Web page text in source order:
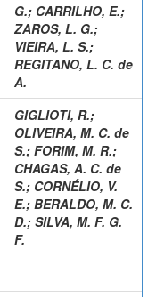
G.; CARRILHO, E.;
ZAROS, L. G.;
VIEIRA, L. S.;
REGITANO, L. C. de
A.
GIGLIOTI, R.;
OLIVEIRA, M. C. de
S.; FORIM, M. R.;
CHAGAS, A. C. de
S.; CORNÉLIO, V.
E.; BERALDO, M. C.
D.; SILVA, M. F. G.
F.